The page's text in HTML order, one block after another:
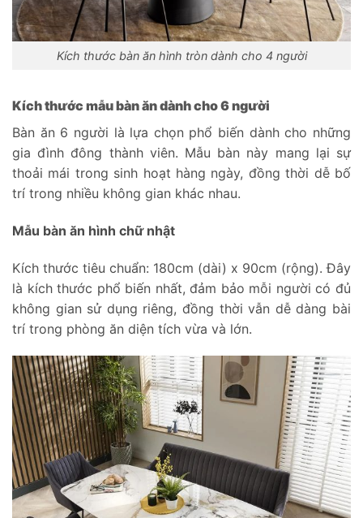
Kích thước bàn ăn hình tròn dành cho 4 người
Kích thước mẫu bàn ăn dành cho 6 người
Bàn ăn 6 người là lựa chọn phổ biến dành cho những
gia đình đông thành viên. Mẫu bàn này mang lại sự
thoải mái trong sinh hoạt hàng ngày, đồng thời dễ bố
trí trong nhiều không gian khác nhau.
Mẫu bàn ăn hình chữ nhật
Kích thước tiêu chuẩn: 180cm (dài) x 90cm (rộng). Đây
là kích thước phổ biến nhất, đảm bảo mỗi người có đủ
không gian sử dụng riêng, đồng thời vẫn dễ dàng bài
trí trong phòng ăn diện tích vừa và lớn.